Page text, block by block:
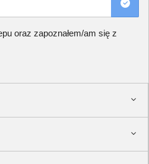
oraz zapoznałem/am się z